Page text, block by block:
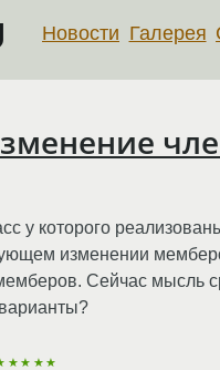
Новости Галерея
у которого
изменении
Сейчас мысль